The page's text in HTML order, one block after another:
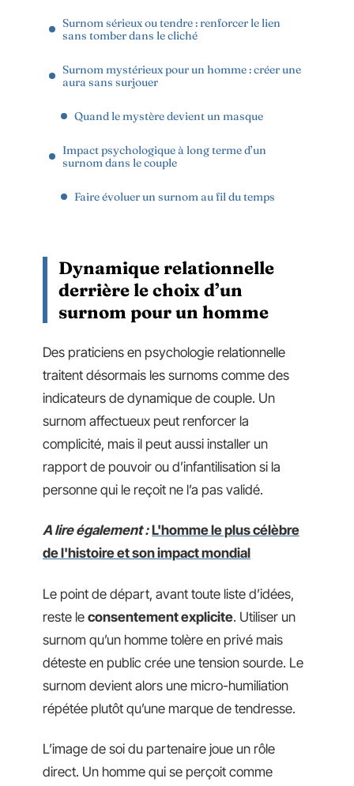
Surnom sérieux ou tendre : renforcer le lien
sans tomber dans le cliché
Surnom mystérieux pour un homme : créer une
aura sans surjouer
Quand le mystère devient un masque
Impact psychologique à long terme d’un
surnom dans le couple
Faire évoluer un surnom au fil du temps
Dynamique relationnelle
derrière le choix d’un
surnom pour un homme
Des praticiens en psychologie relationnelle
traitent désormais les surnoms comme des
indicateurs de dynamique de couple. Un
surnom affectueux peut renforcer la
complicité, mais il peut aussi installer un
rapport de pouvoir ou d’infantilisation si la
personne qui le reçoit ne l’a pas validé.
A lire également : L'homme le plus célèbre
de l'histoire et son impact mondial
Le point de départ, avant toute liste d’idées,
reste le consentement explicite. Utiliser un
surnom qu’un homme tolère en privé mais
déteste en public crée une tension sourde. Le
surnom devient alors une micro-humiliation
répétée plutôt qu’une marque de tendresse.
L’image de soi du partenaire joue un rôle
direct. Un homme qui se perçoit comme